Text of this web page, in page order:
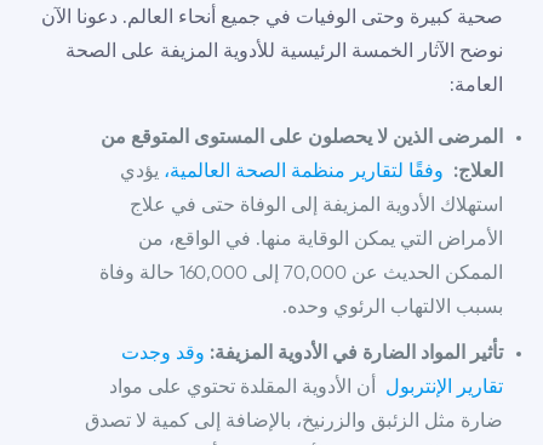
صحية كبيرة وحتى الوفيات في جميع أنحاء العالم. دعونا الآن
نوضح الآثار الخمسة الرئيسية للأدوية المزيفة على الصحة
العامة:
المرضى الذين لا يحصلون على المستوى المتوقع من
العلاج:
وفقًا لتقارير منظمة الصحة العالمية، يؤدي
استهلاك الأدوية المزيفة إلى الوفاة حتى في علاج
الأمراض التي يمكن الوقاية منها. في الواقع، من
الممكن الحديث عن 70,000 إلى 160,000 حالة وفاة
بسبب الالتهاب الرئوي وحده.
تأثير المواد الضارة في الأدوية المزيفة: وقد وجدت
تقارير الإنتربول أن الأدوية المقلدة تحتوي على مواد
ضارة مثل الزئبق والزرنيخ، بالإضافة إلى كمية لا تصدق